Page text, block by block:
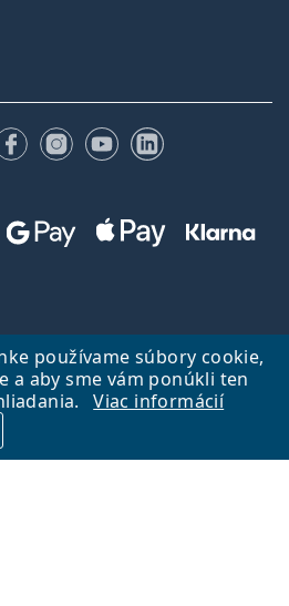
používame súbory cookie,
a aby sme vám ponúkli ten
Viac informácií
FacebookuInstagrame
YouTubeLinkedIn
stránku
spoločnosť Lentiamo s.r.o., Česká